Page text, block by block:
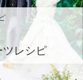
レシピ